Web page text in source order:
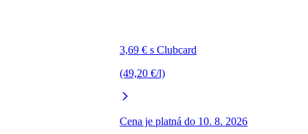
3,69 € s Clubcard
(49,20 €/l)
Cena je platná do 10. 8. 2026